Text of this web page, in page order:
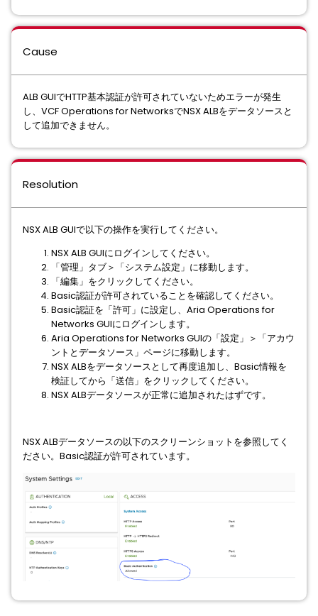
Cause
ALB GUIでHTTP基本認証が許可されていないためエラーが発生
し、VCF Operations for NetworksでNSX ALBをデータソースと
して追加できません。
Resolution
NSX ALB GUIで以下の操作を実行してください。
NSX ALB GUIにログインしてください。
「管理」タブ＞「システム設定」に移動します。
「編集」をクリックしてください。
Basic認証が許可されていることを確認してください。
Basic認証を「許可」に設定し、Aria Operations for
Networks GUIにログインします。
Aria Operations for Networks GUIの「設定」＞「アカウ
ントとデータソース」ページに移動します。
NSX ALBをデータソースとして再度追加し、Basic情報を
検証してから「送信」をクリックしてください。
NSX ALBデータソースが正常に追加されたはずです。
NSX ALBデータソースの以下のスクリーンショットを参照してく
ださい。Basic認証が許可されています。